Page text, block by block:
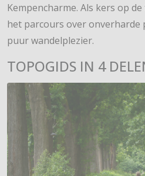
Kempencharme. Als kers op
het parcours over onverharde
puur wandelplezier.
TOPOGIDS IN 4